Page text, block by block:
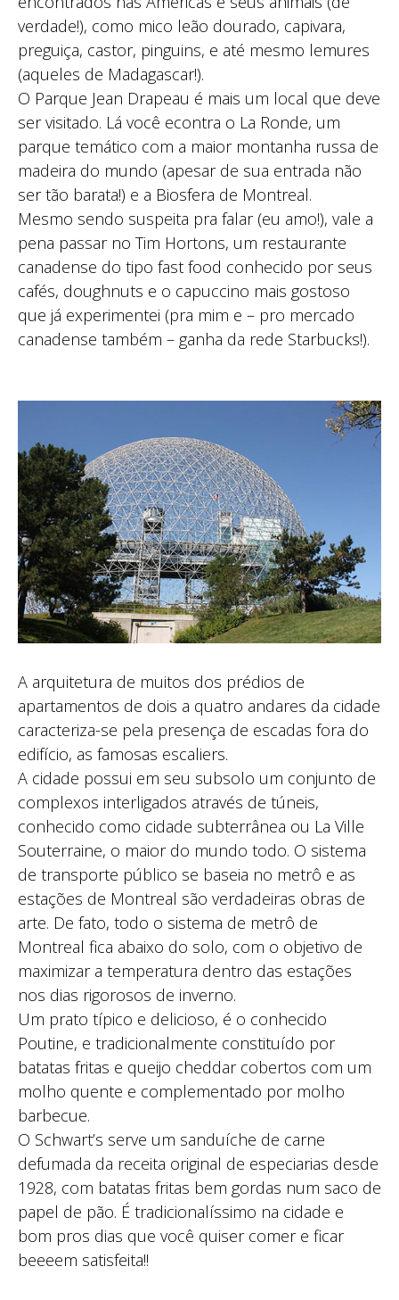
verdade!), como mico leão dourado, capivara,
preguiça, castor, pinguins, e até mesmo lemures
(aqueles de Madagascar!).
O Parque Jean Drapeau é mais um local que deve
ser visitado. Lá você econtra o La Ronde, um
parque temático com a maior montanha russa de
madeira do mundo (apesar de sua entrada não
ser tão barata!) e a Biosfera de Montreal.
Mesmo sendo suspeita pra falar (eu amo!), vale a
pena passar no Tim Hortons, um restaurante
canadense do tipo fast food conhecido por seus
cafés, doughnuts e o capuccino mais gostoso
que já experimentei (pra mim e – pro mercado
canadense também – ganha da rede Starbucks!).
A arquitetura de muitos dos prédios de
apartamentos de dois a quatro andares da cidade
caracteriza-se pela presença de escadas fora do
edifício, as famosas escaliers.
A cidade possui em seu subsolo um conjunto de
complexos interligados através de túneis,
conhecido como cidade subterrânea ou La Ville
Souterraine, o maior do mundo todo. O sistema
de transporte público se baseia no metrô e as
estações de Montreal são verdadeiras obras de
arte. De fato, todo o sistema de metrô de
Montreal fica abaixo do solo, com o objetivo de
maximizar a temperatura dentro das estações
nos dias rigorosos de inverno.
Um prato típico e delicioso, é o conhecido
Poutine, e tradicionalmente constituído por
batatas fritas e queijo cheddar cobertos com um
molho quente e complementado por molho
barbecue.
O Schwart’s serve um sanduíche de carne
defumada da receita original de especiarias desde
1928, com batatas fritas bem gordas num saco de
papel de pão. É tradicionalíssimo na cidade e
bom pros dias que você quiser comer e ficar
beeeem satisfeita!!